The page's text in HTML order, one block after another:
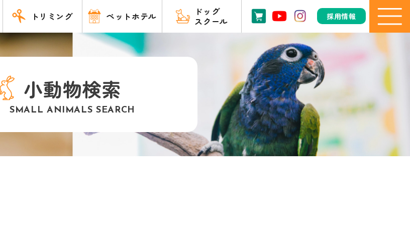
トリミング ペットホテル
ドッグ
スクール
採用情報
小動物検索
SMALL ANIMALS SEARCH